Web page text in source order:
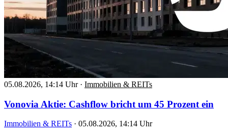
05.08.2026, 14:14 Uhr · Immobilien & REITs
Vonovia Aktie: Cashflow bricht um 45 Prozent ein
Immobilien & REITs · 05.08.2026, 14:14 Uhr